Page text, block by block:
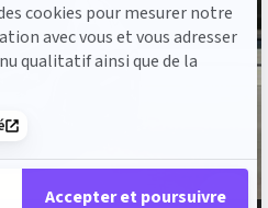
cookies pour mesurer notre
avec vous et vous adresser
qualitatif ainsi que de la
Accepter et poursuivre